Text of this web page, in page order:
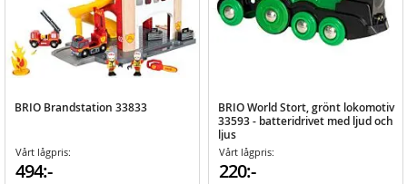
BRIO Brandstation 33833
Vårt lågpris:
494:-
BRIO World Stort, grönt lokomotiv
33593 - batteridrivet med ljud och
ljus
Vårt lågpris:
220:-